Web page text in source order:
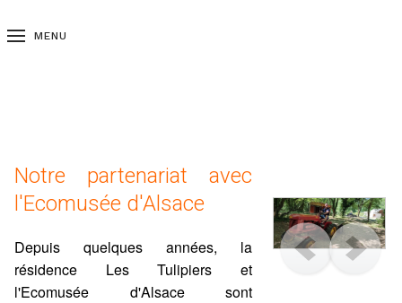
MENU
Notre partenariat avec
l'Ecomusée d'Alsace
Depuis quelques années, la
résidence Les Tulipiers et
l'Ecomusée d'Alsace sont